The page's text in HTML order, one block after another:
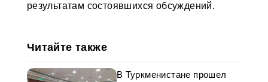
результатам состоявшихся обсуждений.
Читайте также
В Туркменистане прошел